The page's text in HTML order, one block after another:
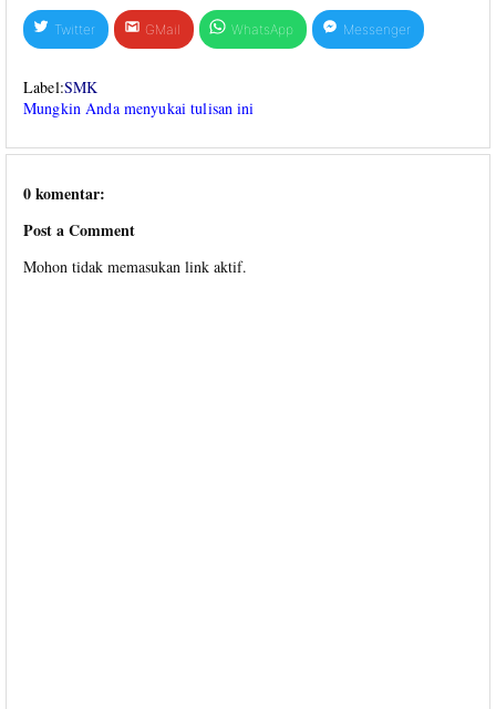
Twitter GMail WhatsApp Messenger
Label:SMK
Mungkin Anda menyukai tulisan ini
0 komentar:
Post a Comment
Mohon tidak memasukan link aktif.